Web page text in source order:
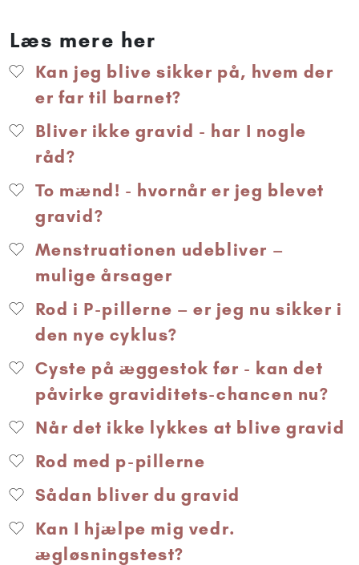
Læs mere her
Kan jeg blive sikker på, hvem der
er far til barnet?
Bliver ikke gravid - har I nogle
råd?
To mænd! - hvornår er jeg blevet
gravid?
Menstruationen udebliver –
mulige årsager
Rod i P-pillerne – er jeg nu sikker i
den nye cyklus?
Cyste på æggestok før - kan det
påvirke graviditets-chancen nu?
Når det ikke lykkes at blive gravid
Rod med p-pillerne
Sådan bliver du gravid
Kan I hjælpe mig vedr.
ægløsningstest?